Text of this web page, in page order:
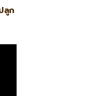
ลูก